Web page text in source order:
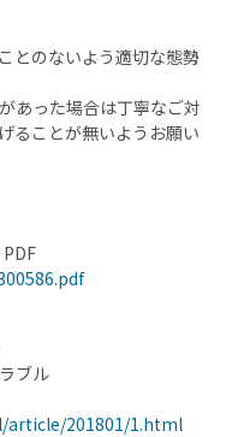
とのないよう適切な態勢
あった場合は丁寧なご対
ることが無いようお願い
ブル
article/201801/1.html